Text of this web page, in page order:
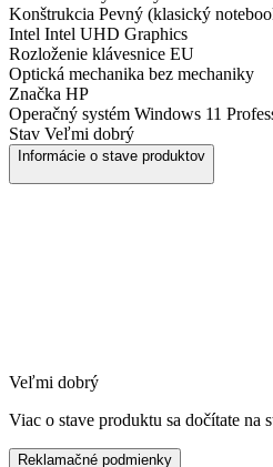
Konštrukcia Pevný (klasický
Intel Intel UHD Graphics
Rozloženie klávesnice EU
Optická mechanika bez mechaniky
Značka HP
Operačný systém Windows 11
Stav Veľmi dobrý
Informácie o stave produktov
Veľmi dobrý
Viac o stave produktu sa dočítate na
Reklamačné podmienky